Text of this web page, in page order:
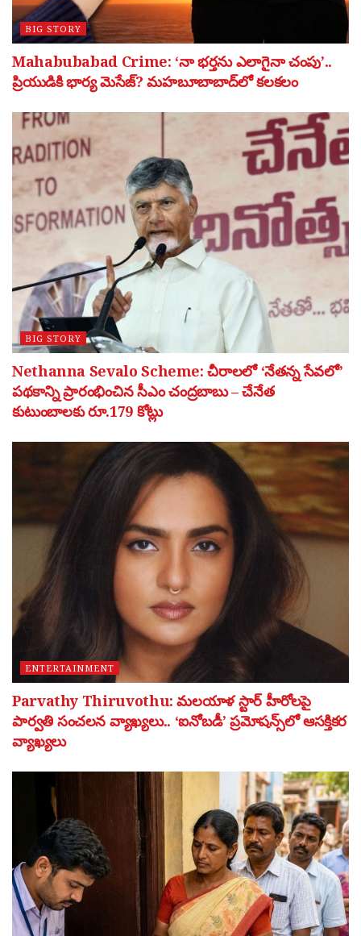
BIG STORY
Mahabubabad Crime: ‘నా భర్తను ఎలాగైనా చంపు’..
ప్రియుడికి భార్య మెసేజ్? మహబూబాబాద్‌లో కలకలం
BIG STORY
Nethanna Sevalo Scheme: చీరాలలో ‘నేతన్న సేవలో’
పథకాన్ని ప్రారంభించిన సీఎం చంద్రబాబు – చేనేత
కుటుంబాలకు రూ.179 కోట్లు
ENTERTAINMENT
Parvathy Thiruvothu: మలయాళ స్టార్ హీరోలపై
పార్వతి సంచలన వ్యాఖ్యలు.. ‘ఐనోబడీ’ ప్రమోషన్స్‌లో ఆసక్తికర
వ్యాఖ్యలు